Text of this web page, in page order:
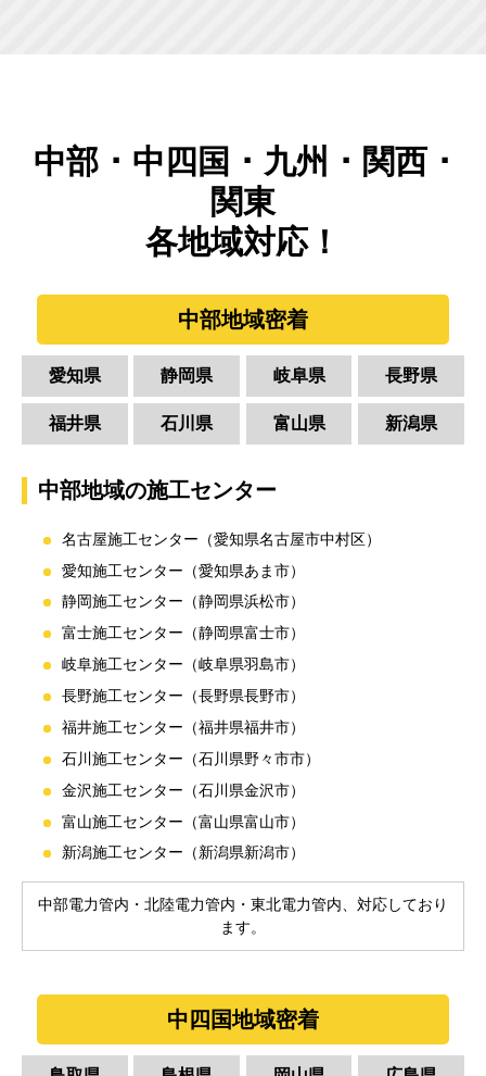
中部 ･ 中四国 ･ 九州 ･ 関西 ･
関東
各地域対応！
中部地域密着
愛知県 静岡県 岐阜県 長野県
福井県 石川県 富山県 新潟県
中部地域の施工センター
名古屋施工センター（愛知県名古屋市中村区）
愛知施工センター（愛知県あま市）
静岡施工センター（静岡県浜松市）
富士施工センター（静岡県富士市）
岐阜施工センター（岐阜県羽島市）
長野施工センター（長野県長野市）
福井施工センター（福井県福井市）
石川施工センター（石川県野々市市）
金沢施工センター（石川県金沢市）
富山施工センター（富山県富山市）
新潟施工センター（新潟県新潟市）
中部電力管内・北陸電力管内・東北電力管内、対応しており
ます。
中四国地域密着